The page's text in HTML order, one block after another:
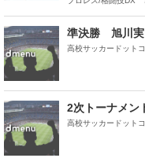
準決勝 旭川実
高校サッカードット
2次トーナメ
高校サッカードット